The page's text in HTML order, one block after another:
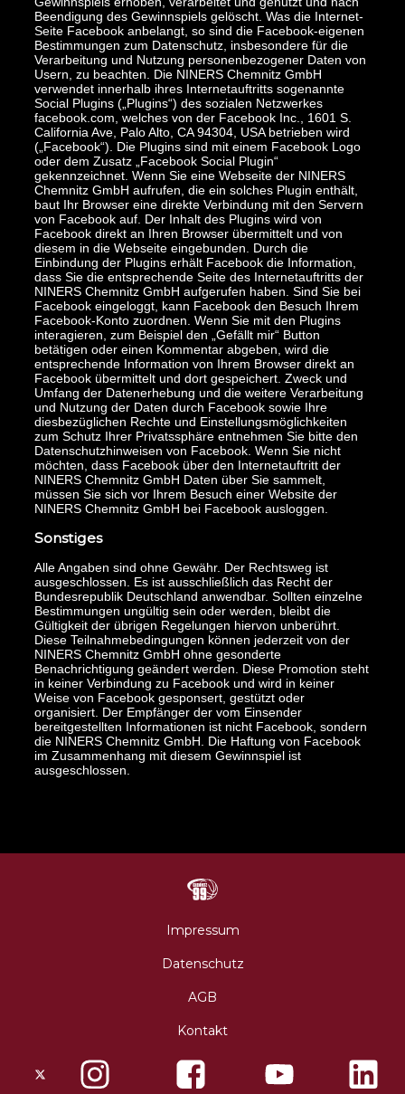
Beendigung des Gewinnspiels gelöscht. Was die Internet-
Seite Facebook anbelangt, so sind die Facebook-eigenen
Bestimmungen zum Datenschutz, insbesondere für die
Verarbeitung und Nutzung personenbezogener Daten von
Usern, zu beachten. Die NINERS Chemnitz GmbH
verwendet innerhalb ihres Internetauftritts sogenannte
Social Plugins („Plugins“) des sozialen Netzwerkes
facebook.com, welches von der Facebook Inc., 1601 S.
California Ave, Palo Alto, CA 94304, USA betrieben wird
(„Facebook“). Die Plugins sind mit einem Facebook Logo
oder dem Zusatz „Facebook Social Plugin“
gekennzeichnet. Wenn Sie eine Webseite der NINERS
Chemnitz GmbH aufrufen, die ein solches Plugin enthält,
baut Ihr Browser eine direkte Verbindung mit den Servern
von Facebook auf. Der Inhalt des Plugins wird von
Facebook direkt an Ihren Browser übermittelt und von
diesem in die Webseite eingebunden. Durch die
Einbindung der Plugins erhält Facebook die Information,
dass Sie die entsprechende Seite des Internetauftritts der
NINERS Chemnitz GmbH aufgerufen haben. Sind Sie bei
Facebook eingeloggt, kann Facebook den Besuch Ihrem
Facebook-Konto zuordnen. Wenn Sie mit den Plugins
interagieren, zum Beispiel den „Gefällt mir“ Button
betätigen oder einen Kommentar abgeben, wird die
entsprechende Information von Ihrem Browser direkt an
Facebook übermittelt und dort gespeichert. Zweck und
Umfang der Datenerhebung und die weitere Verarbeitung
und Nutzung der Daten durch Facebook sowie Ihre
diesbezüglichen Rechte und Einstellungsmöglichkeiten
zum Schutz Ihrer Privatssphäre entnehmen Sie bitte den
Datenschutzhinweisen von Facebook. Wenn Sie nicht
möchten, dass Facebook über den Internetauftritt der
NINERS Chemnitz GmbH Daten über Sie sammelt,
müssen Sie sich vor Ihrem Besuch einer Website der
NINERS Chemnitz GmbH bei Facebook ausloggen.
Sonstiges
Alle Angaben sind ohne Gewähr. Der Rechtsweg ist
ausgeschlossen. Es ist ausschließlich das Recht der
Bundesrepublik Deutschland anwendbar. Sollten einzelne
Bestimmungen ungültig sein oder werden, bleibt die
Gültigkeit der übrigen Regelungen hiervon unberührt.
Diese Teilnahmebedingungen können jederzeit von der
NINERS Chemnitz GmbH ohne gesonderte
Benachrichtigung geändert werden. Diese Promotion steht
in keiner Verbindung zu Facebook und wird in keiner
Weise von Facebook gesponsert, gestützt oder
organisiert. Der Empfänger der vom Einsender
bereitgestellten Informationen ist nicht Facebook, sondern
die NINERS Chemnitz GmbH. Die Haftung von Facebook
im Zusammenhang mit diesem Gewinnspiel ist
ausgeschlossen.
Impressum
Datenschutz
AGB
Kontakt
Instagram